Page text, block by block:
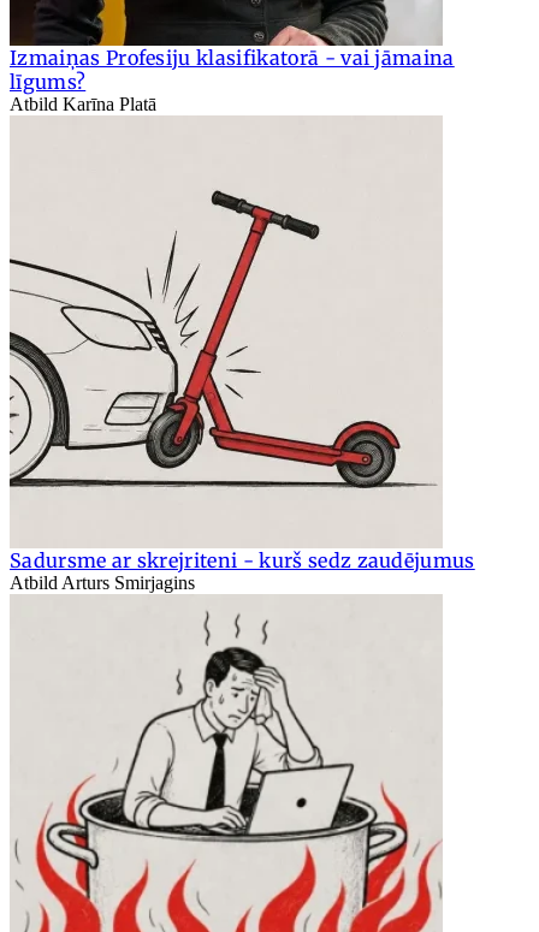
Izmaiņas Profesiju klasifikatorā - vai jāmaina
līgums?
Atbild Karīna Platā
Sadursme ar skrejriteni - kurš sedz zaudējumus
Atbild Arturs Smirjagins